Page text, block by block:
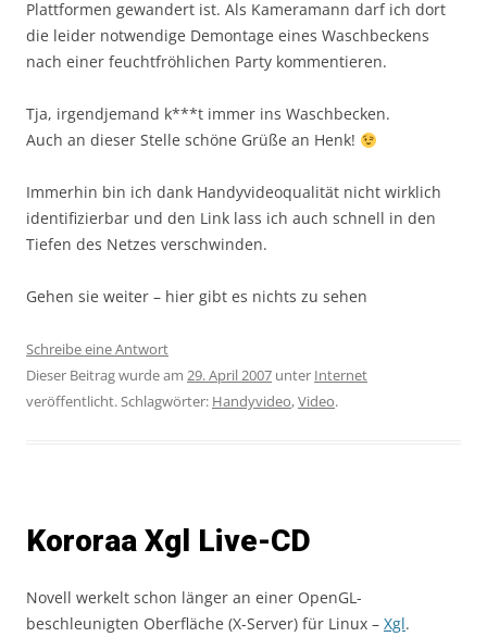
Plattformen gewandert ist. Als Kameramann darf ich dort
die leider notwendige Demontage eines Waschbeckens
nach einer feuchtfröhlichen Party kommentieren.
Tja, irgendjemand k***t immer ins Waschbecken.
Auch an dieser Stelle schöne Grüße an Henk!
Immerhin bin ich dank Handyvideoqualität nicht wirklich
identifizierbar und den Link lass ich auch schnell in den
Tiefen des Netzes verschwinden.
Gehen sie weiter – hier gibt es nichts zu sehen
Schreibe eine Antwort
Dieser Beitrag wurde am 29. April 2007 unter Internet
veröffentlicht. Schlagwörter: Handyvideo,Video.
Kororaa Xgl Live-CD
Novell werkelt schon länger an einer OpenGL-
beschleunigten Oberfläche (X-Server) für Linux – Xgl.